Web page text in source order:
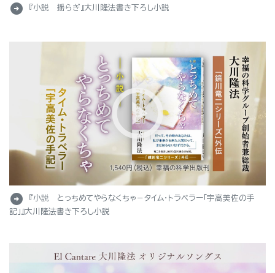
arrow_circle_right 『小説 揺らぎ』大川隆法書き下ろし小説
arrow_circle_right
『小説 とっちめてやらなくちゃ－タイム・トラベラー「宇高美佐の手
記」』大川隆法書き下ろし小説